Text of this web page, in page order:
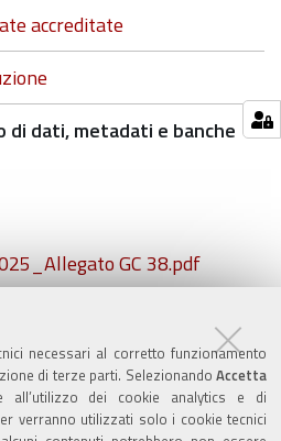
necessari al corretto funzionamento
di terze parti. Selezionando Accetta
dei cookie analytics e di
verranno utilizzati solo i cookie tecnici
accreditate
di dati, metadati e banche
GC 38.pdf